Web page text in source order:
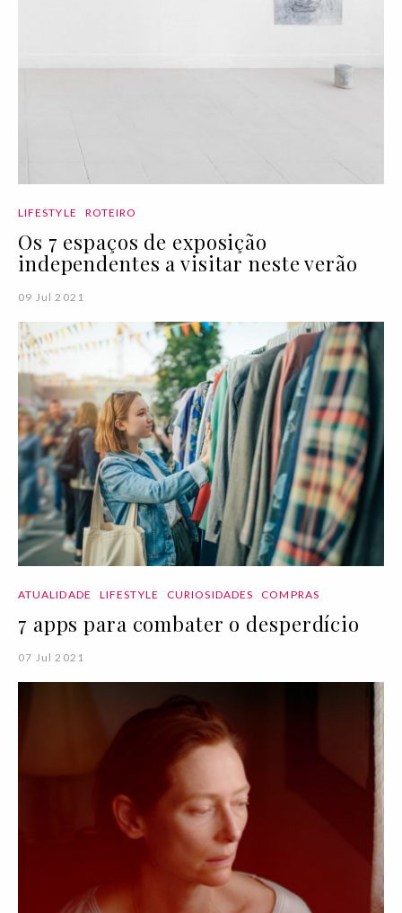
LIFESTYLE ROTEIRO
Os 7 espaços de exposição
independentes a visitar neste verão
09 Jul 2021
ATUALIDADE LIFESTYLE CURIOSIDADES COMPRAS
7 apps para combater o desperdício
07 Jul 2021